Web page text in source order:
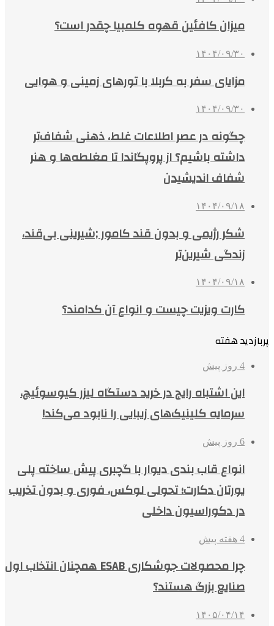
میزان کافئین قهوه کلمبیا چقدر است؟
۱۴۰۴/۰۹/۳۰
مزایای سفر به کربلا با تورهای زمینی و هوایی
۱۴۰۴/۰۹/۳۰
چگونه در عصر اطلاعات غلط، ذهنی شفاف‌تر
داشته باشیم؟ از پروپگاندا تا مغلطه‌ها و هنر
شفاف اندیشیدن
۱۴۰۴/۰۹/۱۸
شکر رژیمی و بدون قند کامور ;شیرینی بی‌قند،
زندگی شیرین‌تر
۱۴۰۴/۰۹/۱۸
کارت ویزیت چیست و انواع آن کدامند؟
پربازدید هفته
4 روز پیش
این اشتباه رایج در خرید دستگاه لیزر کیوسوئیچ،
سرمایه کلینیک‌های زیبایی را نابود می‌کند!
6 روز پیش
انواع قاب بندی دیوار با گچبری پیش ساخته پلی
یورتان دکارت؛ تحولی لوکس، فوری و بدون تخریب
در دکوراسیون داخلی
4 هفته پیش
چرا محصولات جوشکاری ESAB همچنان انتخاب اول
صنایع بزرگ هستند؟
۱۴۰۵/۰۴/۱۴